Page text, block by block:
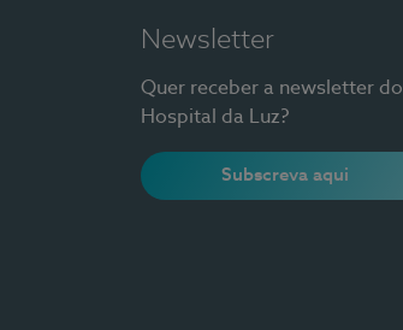
Newsletter
Quer receber a newsletter do
Hospital da Luz?
Subscreva aqui